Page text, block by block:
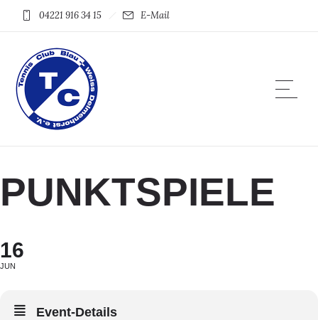
04221 916 34 15 E-Mail
PUNKTSPIELE
16
JUN
Event-Details